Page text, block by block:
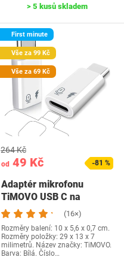
> 5 kusů skladem
First minute
Vše za 99 Kč
Vše za 69 Kč
od 49 Kč
264 Kč
-81 %
Adaptér mikrofonu
TiMOVO USB C na
Lightning, 2 balení…
(16×)
Rozměry balení: 10 x 5,6 x 0,7 cm.
Rozměry položky: 29 x 13 x 7
milimetrů. Název značky: TiMOVO.
Barva: Bílá. Číslo…